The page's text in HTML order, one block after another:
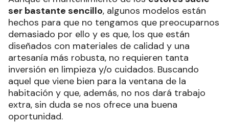
ser bastante sencillo, algunos modelos están
hechos para que no tengamos que preocuparnos
demasiado por ello y es que, los que están
diseñados con materiales de calidad y una
artesanía más robusta, no requieren tanta
inversión en limpieza y/o cuidados. Buscando
aquel que viene bien para la ventana de la
habitación y que, además, no nos dará trabajo
extra, sin duda se nos ofrece una buena
oportunidad.